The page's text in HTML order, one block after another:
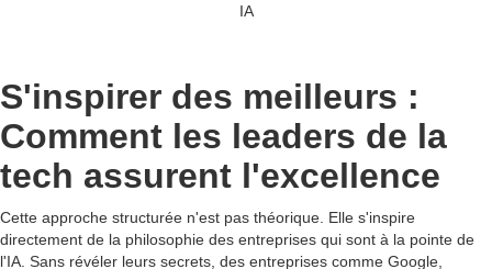
IA
S'inspirer des meilleurs :
Comment les leaders de la
tech assurent l'excellence
Cette approche structurée n'est pas théorique. Elle s'inspire
directement de la philosophie des entreprises qui sont à la pointe de
l'IA. Sans révéler leurs secrets, des entreprises comme Google,